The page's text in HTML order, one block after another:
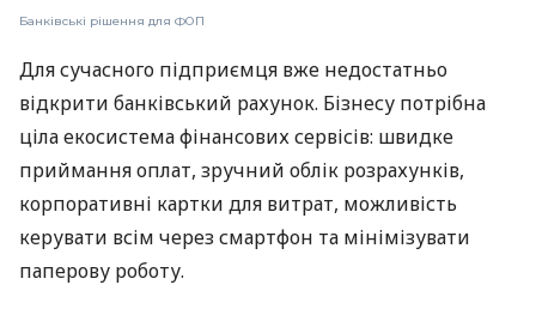
Банківські рішення для ФОП
Для сучасного підприємця вже недостатньо
відкрити банківський рахунок. Бізнесу потрібна
ціла екосистема фінансових сервісів: швидке
приймання оплат, зручний облік розрахунків,
корпоративні картки для витрат, можливість
керувати всім через смартфон та мінімізувати
паперову роботу.